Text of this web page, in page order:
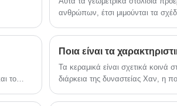
καιρικές συνθήκες, αντοχή στη
και αντοχή στο ξεθώριασμα.
ανθρώπων, έτσι μιμούνται τα
γνωρίζετε σήμερα.
το
Ποια είναι τα
Τα κεραμικά είναι σχετικά κοινά
διάρκεια της δυναστείας Χαν, η
επίσης τα δικά της